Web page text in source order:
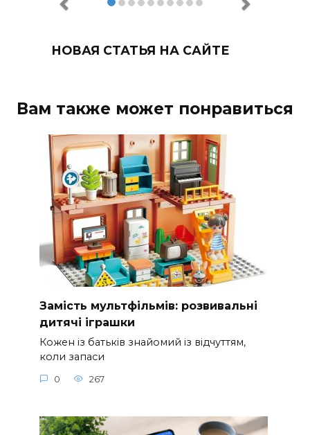
НОВАЯ СТАТЬЯ НА САЙТЕ
Вам также может понравиться
Замість мультфільмів: розвивальні
дитячі іграшки
Кожен із батьків знайомий із відчуттям,
коли запаси
0 267